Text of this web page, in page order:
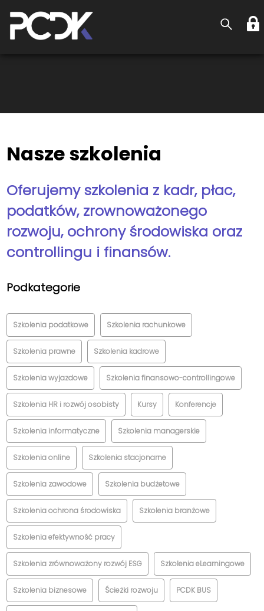
Nasze szkolenia
Oferujemy szkolenia z kadr, płac,
podatków, zrownoważonego
rozwoju, ochrony środowiska oraz
controllingu i finansów.
Podkategorie
Szkolenia podatkowe Szkolenia rachunkowe
Szkolenia prawne Szkolenia kadrowe
Szkolenia wyjazdowe Szkolenia finansowo-controllingowe
Szkolenia HR i rozwój osobisty Kursy Konferencje
Szkolenia informatyczne Szkolenia managerskie
Szkolenia online Szkolenia stacjonarne
Szkolenia zawodowe Szkolenia budżetowe
Szkolenia ochrona środowiska Szkolenia branżowe
Szkolenia efektywność pracy
Szkolenia zrównoważony rozwój ESG Szkolenia eLearningowe
Szkolenia biznesowe Ścieżki rozwoju PCDK BUS